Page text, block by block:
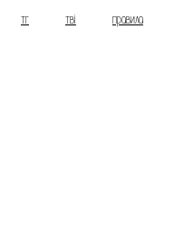
тг тві правила